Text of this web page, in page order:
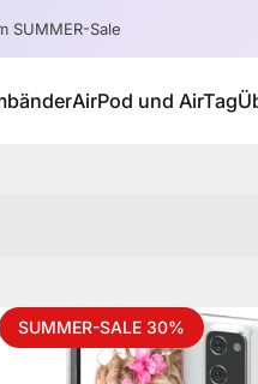
SUMMER-Sale
AirPod und AirTag
SUMMER-SALE 30%